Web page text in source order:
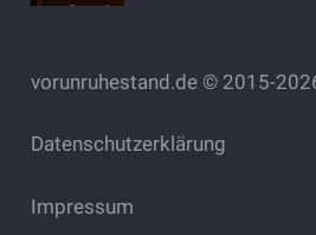
vorunruhestand.de © 2015-
Datenschutzerklärung
Impressum